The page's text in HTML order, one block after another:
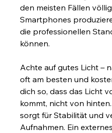
den meisten Fällen
Smartphones
die professionellen
können.
Achte auf gutes Licht –
oft am besten und
dich so, dass das Licht
kommt, nicht von
sorgt für Stabilität und
Aufnahmen. Ein